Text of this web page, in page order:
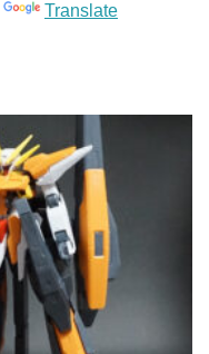
Translate